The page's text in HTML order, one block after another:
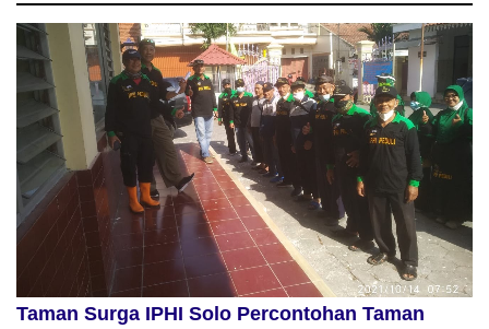
Taman Surga IPHI Solo Percontohan Taman